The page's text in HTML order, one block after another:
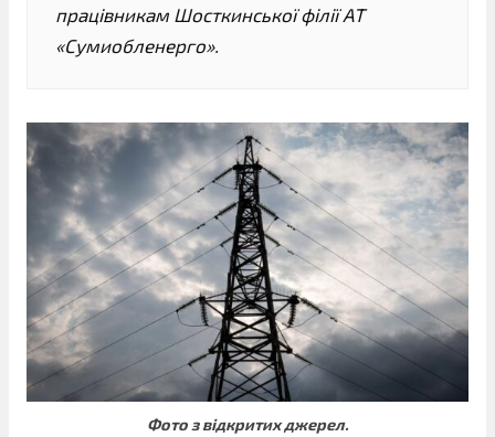
працівникам Шосткинської філії АТ
«Сумиобленерго».
Фото з відкритих джерел.